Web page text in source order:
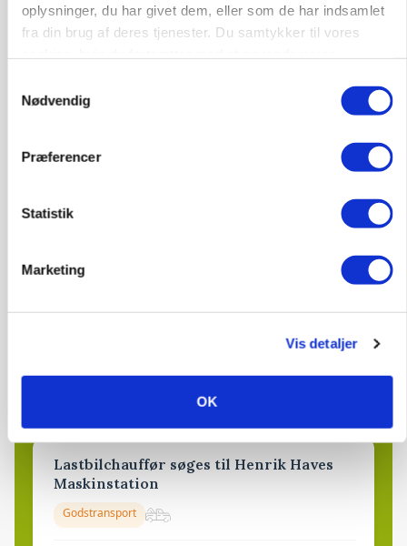
oplysninger, du har givet dem, eller som de har indsamlet
fra din brug af deres tjenester. Du samtykker til vores
Nødvendig
Præferencer
Statistik
Marketing
Vis detaljer
OK
ULVE
Droner og AI kan afsløre ulvens jagtadfærd
millionhandel i Jelling
79ledige stillinger
Lastbilchauffør søges til Henrik Haves
Maskinstation
Godstransport